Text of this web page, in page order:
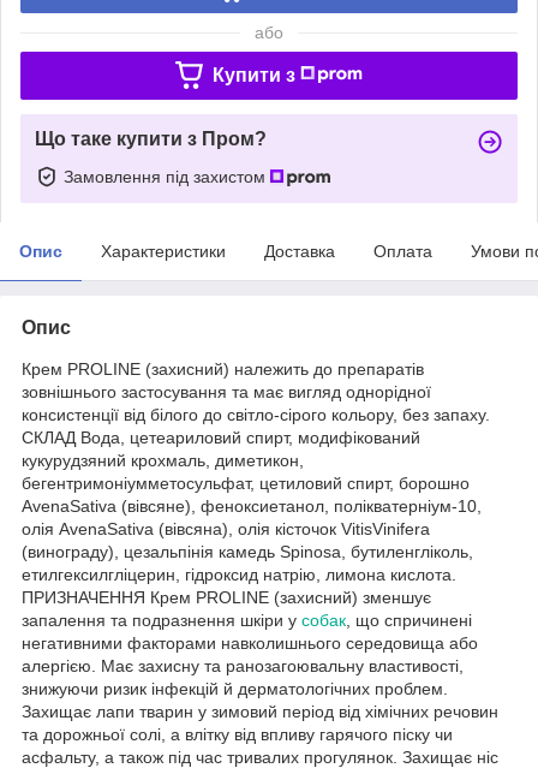
або
Купити з
Що таке купити з Пром?
Замовлення під захистом
Опис Характеристики Доставка Оплата Умови
Опис
Крем PROLINE (захисний) належить до препаратів
зовнішнього застосування та має вигляд однорідної
консистенції від білого до світло-сірого кольору, без запаху.
СКЛАД Вода, цетеариловий спирт, модифікований
кукурудзяний крохмаль, диметикон,
бегентримоніумметосульфат, цетиловий спирт, борошно
AvenaSativa (вівсяне), феноксиетанол, полікватерніум-10,
олія AvenaSativa (вівсяна), олія кісточок VitisVinifera
(винограду), цезальпінія камедь Spinosa, бутиленгліколь,
етилгексилгліцерин, гідроксид натрію, лимона кислота.
ПРИЗНАЧЕННЯ Крем PROLINE (захисний) зменшує
запалення та подразнення шкіри у собак , що спричинені
негативними факторами навколишнього середовища або
алергією. Має захисну та ранозагоювальну властивості,
знижуючи ризик інфекцій й дерматологічних проблем.
Захищає лапи тварин у зимовий період від хімічних речовин
та дорожньої солі, а влітку від впливу гарячого піску чи
асфальту, а також під час тривалих прогулянок. Захищає ніс